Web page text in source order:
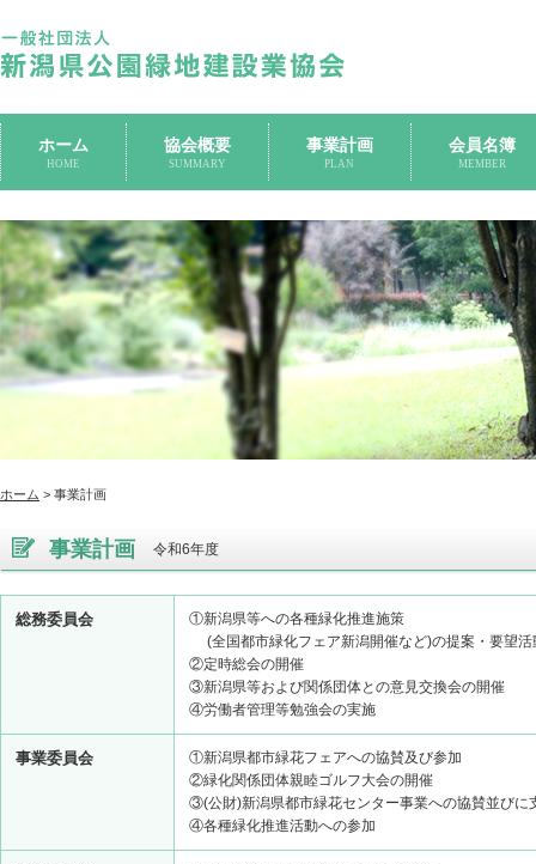
ホーム
HOME
協会概要
SUMMARY
事業計画
PLAN
会員名簿
MEMBER
ホーム > 事業計画
事業計画 令和6年度
総務委員会
①新潟県等への各種緑化推進施策
(全国都市緑化フェア新潟開催など)の提案・要望
②定時総会の開催
③新潟県等および関係団体との意見交換会の開催
④労働者管理等勉強会の実施
事業委員会
①新潟県都市緑花フェアへの協賛及び参加
②緑化関係団体親睦ゴルフ大会の開催
③(公財)新潟県都市緑花センター事業への協賛並びに
④各種緑化推進活動への参加